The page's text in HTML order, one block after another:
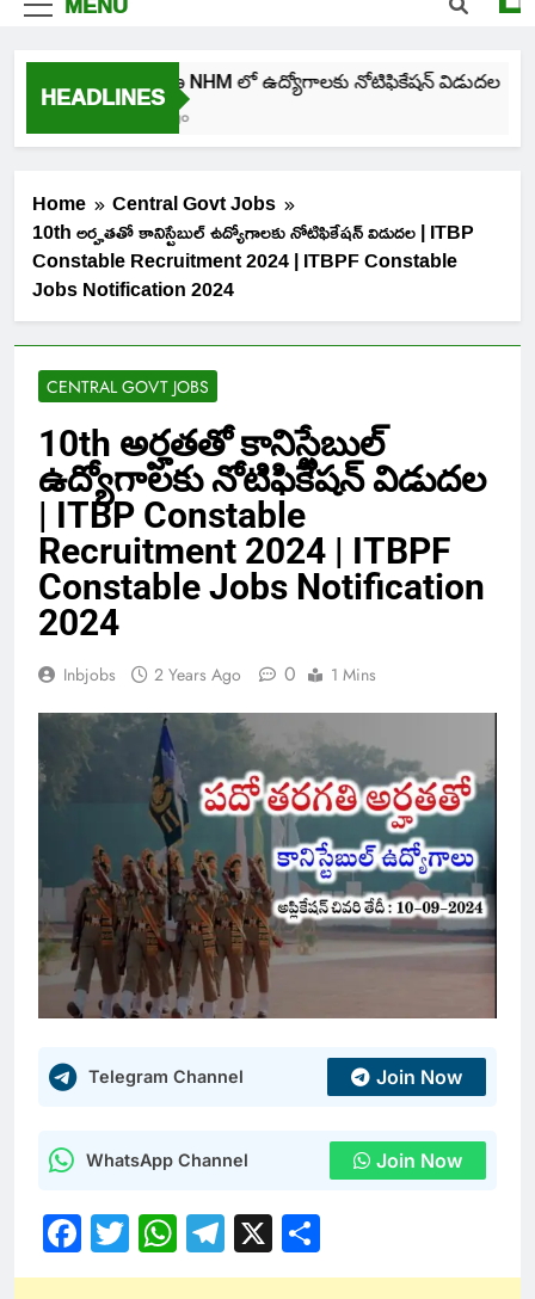
HEADLINES
తెలంగాణ NHM లో ఉద్యోగాలకు నోటిఫికేషన్ విడుదల
Home
Central Govt Jobs
10th అర్హతతో కానిస్టేబుల్ ఉద్యోగాలకు నోటిఫికేషన్ విడుదల | ITBP
Constable Recruitment 2024 | ITBPF Constable
Jobs Notification 2024
CENTRAL GOVT JOBS
10th అర్హతతో కానిస్టేబుల్
ఉద్యోగాలకు నోటిఫికేషన్ విడుదల
| ITBP Constable
Recruitment 2024 | ITBPF
Constable Jobs Notification
2024
Inbjobs 2 Years Ago 0 1 Mins
Telegram Channel Join Now
WhatsApp Channel Join Now
Facebook
Twitter
WhatsApp
Telegram
X